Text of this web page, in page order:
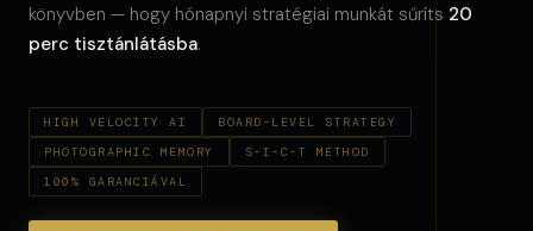
könyvben — hogy hónapnyi stratégiai munkát sűríts 20
perc tisztánlátásba.
HIGH VELOCITY AI
BOARD-LEVEL STRATEGY
PHOTOGRAPHIC MEMORY
S-I-C-T METHOD
100% GARANCIÁVAL